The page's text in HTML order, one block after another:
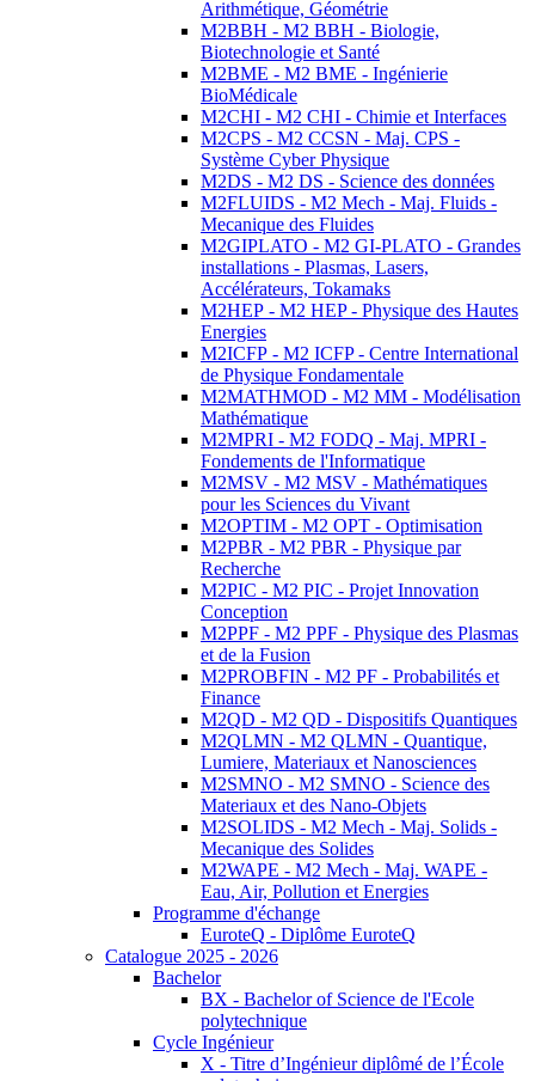
Arithmétique, Géométrie
M2BBH - M2 BBH - Biologie,
Biotechnologie et Santé
M2BME - M2 BME - Ingénierie
BioMédicale
M2CHI - M2 CHI - Chimie et Interfaces
M2CPS - M2 CCSN - Maj. CPS -
Système Cyber Physique
M2DS - M2 DS - Science des données
M2FLUIDS - M2 Mech - Maj. Fluids -
Mecanique des Fluides
M2GIPLATO - M2 GI-PLATO - Grandes
installations - Plasmas, Lasers,
Accélérateurs, Tokamaks
M2HEP - M2 HEP - Physique des Hautes
Energies
M2ICFP - M2 ICFP - Centre International
de Physique Fondamentale
M2MATHMOD - M2 MM - Modélisation
Mathématique
M2MPRI - M2 FODQ - Maj. MPRI -
Fondements de l'Informatique
M2MSV - M2 MSV - Mathématiques
pour les Sciences du Vivant
M2OPTIM - M2 OPT - Optimisation
M2PBR - M2 PBR - Physique par
Recherche
M2PIC - M2 PIC - Projet Innovation
Conception
M2PPF - M2 PPF - Physique des Plasmas
et de la Fusion
M2PROBFIN - M2 PF - Probabilités et
Finance
M2QD - M2 QD - Dispositifs Quantiques
M2QLMN - M2 QLMN - Quantique,
Lumiere, Materiaux et Nanosciences
M2SMNO - M2 SMNO - Science des
Materiaux et des Nano-Objets
M2SOLIDS - M2 Mech - Maj. Solids -
Mecanique des Solides
M2WAPE - M2 Mech - Maj. WAPE -
Eau, Air, Pollution et Energies
Programme d'échange
EuroteQ - Diplôme EuroteQ
Catalogue 2025 - 2026
Bachelor
BX - Bachelor of Science de l'Ecole
polytechnique
Cycle Ingénieur
X - Titre d’Ingénieur diplômé de l’École